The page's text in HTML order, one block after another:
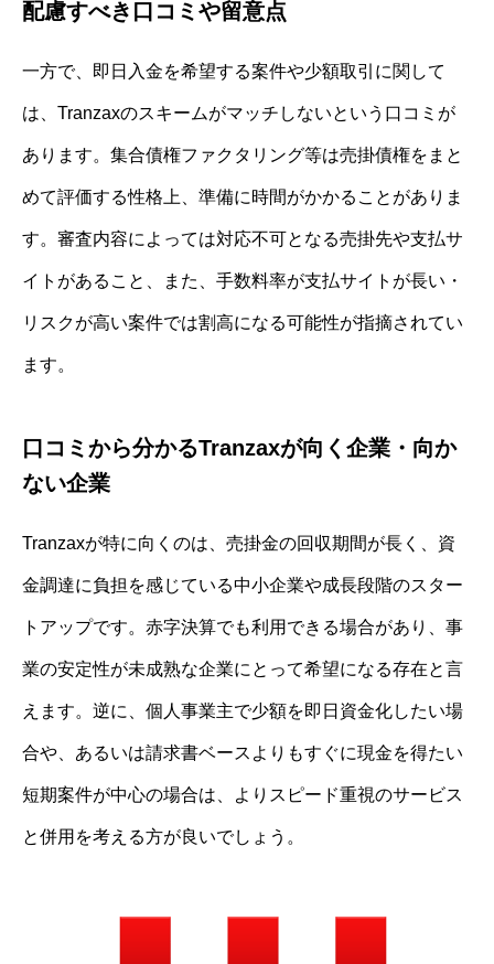
配慮すべき口コミや留意点
一方で、即日入金を希望する案件や少額取引に関して
は、Tranzaxのスキームがマッチしないという口コミが
あります。集合債権ファクタリング等は売掛債権をまと
めて評価する性格上、準備に時間がかかることがありま
す。審査内容によっては対応不可となる売掛先や支払サ
イトがあること、また、手数料率が支払サイトが長い・
リスクが高い案件では割高になる可能性が指摘されてい
ます。
口コミから分かるTranzaxが向く企業・向か
ない企業
Tranzaxが特に向くのは、売掛金の回収期間が長く、資
金調達に負担を感じている中小企業や成長段階のスター
トアップです。赤字決算でも利用できる場合があり、事
業の安定性が未成熟な企業にとって希望になる存在と言
えます。逆に、個人事業主で少額を即日資金化したい場
合や、あるいは請求書ベースよりもすぐに現金を得たい
短期案件が中心の場合は、よりスピード重視のサービス
と併用を考える方が良いでしょう。